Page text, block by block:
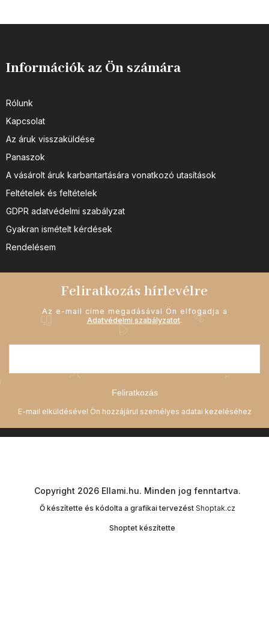
Információk az Ön számára
Rólunk
Kapcsolat
Az áruk visszaküldése
Panaszok
A vásárolt áruk karbantartására vonatkozó utasítások
Feltételek és feltételek
GDPR adatvédelmi szabályzat
Gyakran ismételt kérdések
Rendelésem
Feliratkozás hírlevélre
Az e-mail címe megadásával Ön elfogadja a
Adatvédelmi szabályzatot.
Feliratkozás
Shoptet készítette
Copyright 2026 Ellami.hu. Minden jog fenntartva.
Ő készítette és kódolta a grafikai tervezést Shoptak.cz